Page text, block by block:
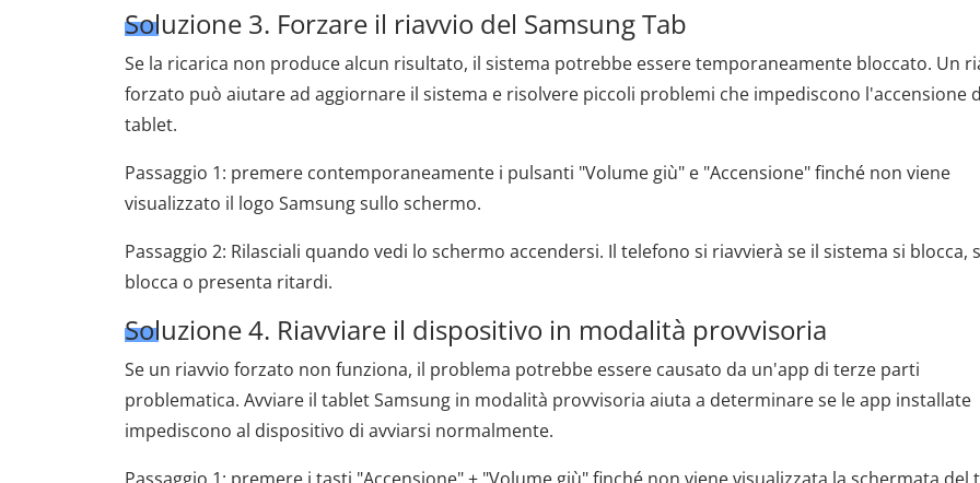
Soluzione 3. Forzare il riavvio del Samsung Tab
Se la ricarica non produce alcun risultato, il sistema potrebbe essere temporaneamente bloccato. Un
forzato può aiutare ad aggiornare il sistema e risolvere piccoli problemi che impediscono l'accensione
tablet.
Passaggio 1: premere contemporaneamente i pulsanti "Volume giù" e "Accensione" finché non viene
visualizzato il logo Samsung sullo schermo.
Passaggio 2: Rilasciali quando vedi lo schermo accendersi. Il telefono si riavvierà se il sistema si blocca,
blocca o presenta ritardi.
Soluzione 4. Riavviare il dispositivo in modalità provvisoria
Se un riavvio forzato non funziona, il problema potrebbe essere causato da un'app di terze parti
problematica. Avviare il tablet Samsung in modalità provvisoria aiuta a determinare se le app installate
impediscono al dispositivo di avviarsi normalmente.